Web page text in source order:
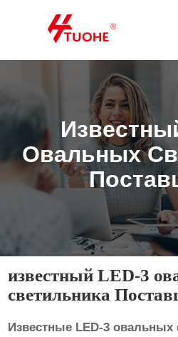
Овальных
известный LED-3
светильника
Известные LED-3 овальных